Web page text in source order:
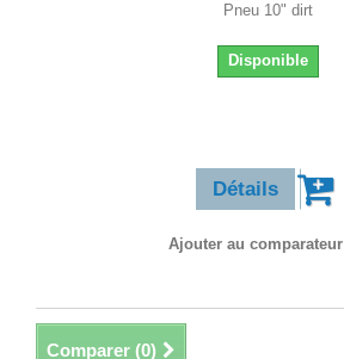
Pneu 10" dirt
Disponible
Détails
Ajouter au comparateur
Comparer (0)